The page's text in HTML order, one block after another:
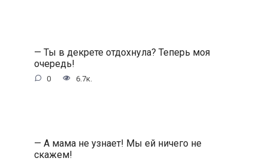
— Ты в декрете отдохнула? Теперь моя
очередь!
0 6.7к.
— А мама не узнает! Мы ей ничего не
скажем!